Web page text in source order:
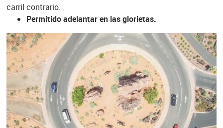
carril contrario.
Permitido adelantar en las glorietas.